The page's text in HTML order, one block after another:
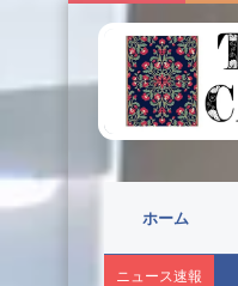
ホーム
ニュース速報